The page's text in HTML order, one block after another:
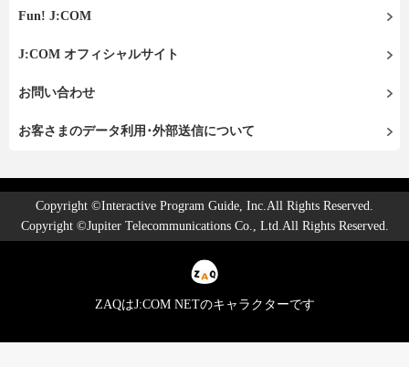
Fun! J:COM
J:COM オフィシャルサイト
お問い合わせ
お客さまのデータ利用･外部送信について
Copyright ©Interactive Program Guide, Inc.All Rights Reserved.
Copyright ©Jupiter Telecommunications Co., Ltd.All Rights Reserved.
ZAQはJ:COM NETのキャラクターです